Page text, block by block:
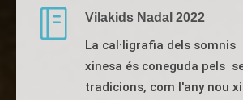
Vilakids Nadal 2022
La cal·ligrafia dels somnis
xinesa és coneguda pels
tradicions, com l'any nou